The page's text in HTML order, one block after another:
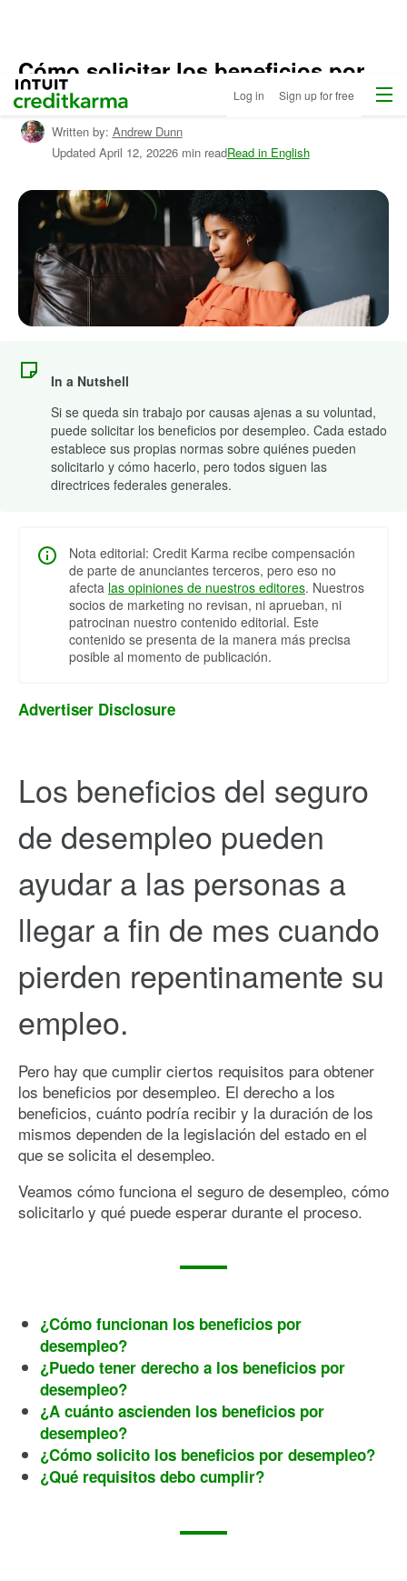
Intuit Credit Karma Log in Sign up for free Menu
Cómo solicitar los beneficios por
desempleo
Written by: Andrew Dunn
Updated April 12, 20226 min readRead in English
In a Nutshell
Si se queda sin trabajo por causas ajenas a su voluntad,
puede solicitar los beneficios por desempleo. Cada estado
establece sus propias normas sobre quiénes pueden
solicitarlo y cómo hacerlo, pero todos siguen las
directrices federales generales.
Nota editorial: Credit Karma recibe compensación
de parte de anunciantes terceros, pero eso no
afecta las opiniones de nuestros editores. Nuestros
socios de marketing no revisan, ni aprueban, ni
patrocinan nuestro contenido editorial. Este
contenido se presenta de la manera más precisa
posible al momento de publicación.
Advertiser Disclosure
Los beneficios del seguro
de desempleo pueden
ayudar a las personas a
llegar a fin de mes cuando
pierden repentinamente su
empleo.
Pero hay que cumplir ciertos requisitos para obtener
los beneficios por desempleo. El derecho a los
beneficios, cuánto podría recibir y la duración de los
mismos dependen de la legislación del estado en el
que se solicita el desempleo.
Veamos cómo funciona el seguro de desempleo, cómo
solicitarlo y qué puede esperar durante el proceso.
¿Cómo funcionan los beneficios por
desempleo?
¿Puedo tener derecho a los beneficios por
desempleo?
¿A cuánto ascienden los beneficios por
desempleo?
¿Cómo solicito los beneficios por desempleo?
¿Qué requisitos debo cumplir?